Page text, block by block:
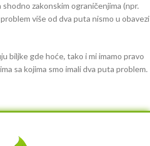
zakonskim ograničenjima (npr.
više od dva puta nismo u obavezi
biljke gde hoće, tako i mi imamo pravo
sa kojima smo imali dva puta problem.